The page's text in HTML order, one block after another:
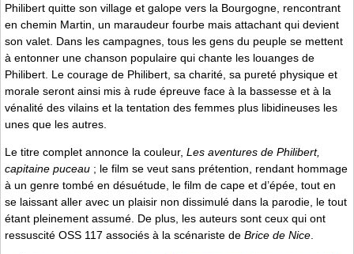
Philibert quitte son village et galope vers la Bourgogne, rencontrant
en chemin Martin, un maraudeur fourbe mais attachant qui devient
son valet. Dans les campagnes, tous les gens du peuple se mettent
à entonner une chanson populaire qui chante les louanges de
Philibert. Le courage de Philibert, sa charité, sa pureté physique et
morale seront ainsi mis à rude épreuve face à la bassesse et à la
vénalité des vilains et la tentation des femmes plus libidineuses les
unes que les autres.
Le titre complet annonce la couleur, Les aventures de Philibert,
capitaine puceau ; le film se veut sans prétention, rendant hommage
à un genre tombé en désuétude, le film de cape et d’épée, tout en
se laissant aller avec un plaisir non dissimulé dans la parodie, le tout
étant pleinement assumé. De plus, les auteurs sont ceux qui ont
ressuscité OSS 117 associés à la scénariste de Brice de Nice